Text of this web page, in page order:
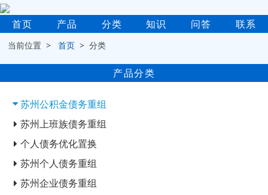
首页 产品 分类 知识 问答 联系
当前位置 >首页 > 分类
产品分类
苏州公积金债务重组
苏州上班族债务重组
个人债务优化置换
苏州个人债务重组
苏州企业债务重组